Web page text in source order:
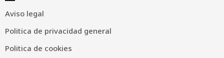
Aviso legal
Politica de privacidad general
Politica de cookies